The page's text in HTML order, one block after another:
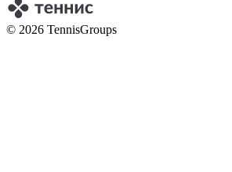
© 2026 TennisGroups